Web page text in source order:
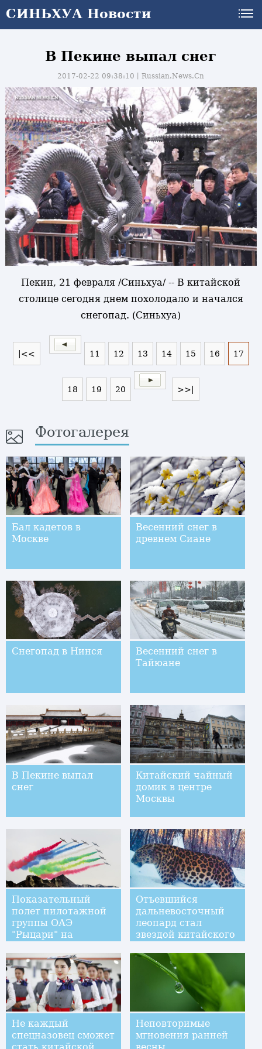
СИНЬХУА Новости
В Пекине выпал снег
2017-02-22 09:38:10丨Russian.News.Cn
Пекин, 21 февраля /Синьхуа/ -- В китайской
столице сегодня днем похолодало и начался
снегопад. (Синьхуа)
|<< 11 12 13 14 15 16 17
18 19 20 >>|
Фотогалерея
Бал кадетов в
Москве
Весенний снег в
древнем Сиане
Снегопад в Нинся
Весенний снег в
Тайюане
В Пекине выпал
снег
Китайский чайный
домик в центре
Москвы
Показательный
полет пилотажной
группы ОАЭ
"Рыцари" на
Отъевшийся
дальневосточный
леопард стал
звездой китайского
Не каждый
спецназовец сможет
Неповторимые
мгновения ранней